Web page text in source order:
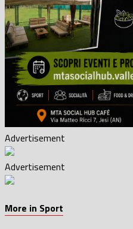
Advertisement
Advertisement
More in Sport